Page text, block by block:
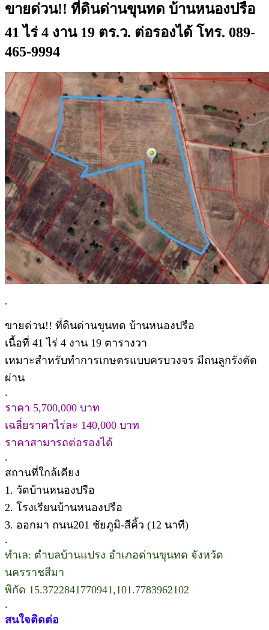
ขายด่วน!! ที่ดินด่านขุนทด บ้านหนองปรือ
41 ไร่ 4 งาน 19 ตร.ว. ต่อรองได้ โทร. 089-
465-9994
.
ขายด่วน!! ที่ดินด่านขุนทด บ้านหนองปรือ
เนื้อที่ 41 ไร่ 4 งาน 19 ตารางวา
เหมาะสำหรับทำการเกษตรแบบครบวงจร มีถนลูกรังตัด
ผ่าน
.
ราคา 5,700,000 บาท
เฉลี่ยราคาไร่ละ 140,000 บาท
ราคาสามารถต่อรองได้
.
สถานที่ใกล้เคียง
1. วัดบ้านหนองปรือ
2. โรงเรียนบ้านหนองปรือ
3. ออกมา ถนน201 ชัยภูมิ-สีคิ้ว (12 นาที)
.
ทำเล: ตำบลบ้านแปรง อำเภอด่านขุนทด จังหวัด
นครราชสีมา
พิกัด 15.3722841770941,101.7783962102
.
สนใจติดต่อ